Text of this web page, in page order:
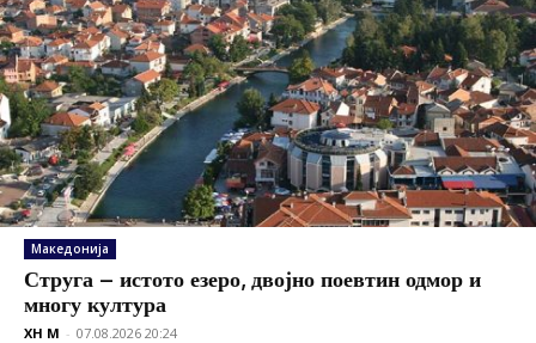
Македонија
Струга – истото езеро, двојно поевтин одмор и
многу култура
XH M - 07.08.2026 20:24